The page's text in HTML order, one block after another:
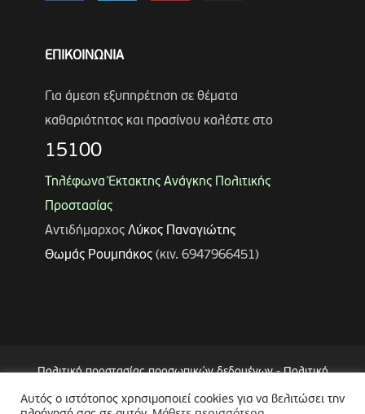
ΕΠΙΚΟΙΝΩΝΙΑ
Για άμεση εξυπηρέτηση σε θέματα
καθαριότητας και πρασίνου καλέστε στο
15100
Τηλέφωνα Έκτακτης Ανάγκης Πολιτικής
Προστασίας
Αντιδήμαρχος Λύκος Παναγιώτης
Θωμάς Ρουμπάκος(κιν. 6947966451)
Πολιτική προστασίας προσωπικών δεδομένων-Πολιτική
Επεξεργασίας Δεδομένων μέσω Συστήματος Βιντεοεπιτήρησης
Αυτός ο ιστότοπος χρησιμοποιεί cookies για να βελιτώσει την